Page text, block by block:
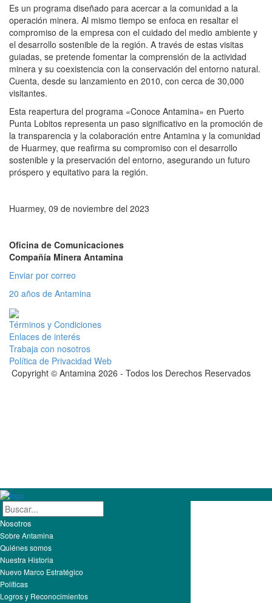
Es un programa diseñado para acercar a la comunidad a la
operación minera. Al mismo tiempo se enfoca en resaltar el
compromiso de la empresa con el cuidado del medio ambiente y
el desarrollo sostenible de la región. A través de estas visitas
guiadas, se pretende fomentar la comprensión de la actividad
minera y su coexistencia con la conservación del entorno natural.
Cuenta, desde su lanzamiento en 2010, con cerca de 30,000
visitantes.
Esta reapertura del programa «Conoce Antamina» en Puerto
Punta Lobitos representa un paso significativo en la promoción de
la transparencia y la colaboración entre Antamina y la comunidad
de Huarmey, que reafirma su compromiso con el desarrollo
sostenible y la preservación del entorno, asegurando un futuro
próspero y equitativo para la región.
Huarmey, 09 de noviembre del 2023
Oficina de Comunicaciones
Compañía Minera Antamina
Enviar por correo
20 años de Antamina
Términos y Condiciones
Enlaces de interés
Trabaja con nosotros
Política de Privacidad Web
Copyright © Antamina 2026 - Todos los Derechos Reservados
Nosotros
Sobre Antamina
Quiénes somos
Nuestra Historia
Nuevo Marco Estratégico
Políticas
Logros y Reconocimientos